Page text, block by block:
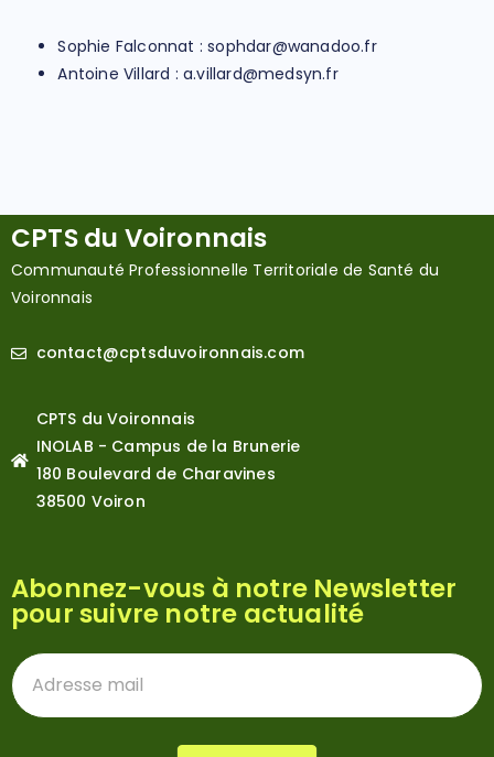
Sophie Falconnat :sophdar@wanadoo.fr
Antoine Villard :a.villard@medsyn.fr
CPTS du Voironnais
Communauté Professionnelle Territoriale de Santé du
Voironnais
contact@cptsduvoironnais.com
CPTS du Voironnais
INOLAB - Campus de la Brunerie
180 Boulevard de Charavines
38500 Voiron
Abonnez-vous à notre Newsletter
pour suivre notre actualité
Newsletter